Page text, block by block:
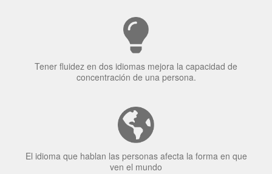
¿Por qué aprender un
idioma?
Tener fluidez en dos idiomas mejora la capacidad de
concentración de una persona.